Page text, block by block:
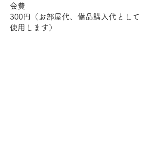
会費
300円（お部屋代、備品購入代として
使用します）